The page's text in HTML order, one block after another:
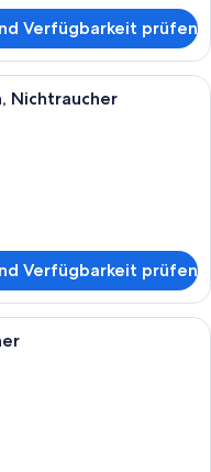
Verfügbarkeit prüfen
mit zwei Betten,
Nichtraucher
Verfügbarkeit prüfen
mit Bett, Fernseher,